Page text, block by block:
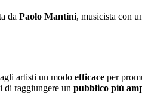
da Paolo Mantini, musicista con
artisti un modo efficace per
di raggiungere un pubblico più